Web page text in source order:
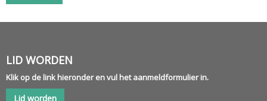
LID WORDEN
Klik op de link hieronder en vul het aanmeldformulier in.
Lid worden